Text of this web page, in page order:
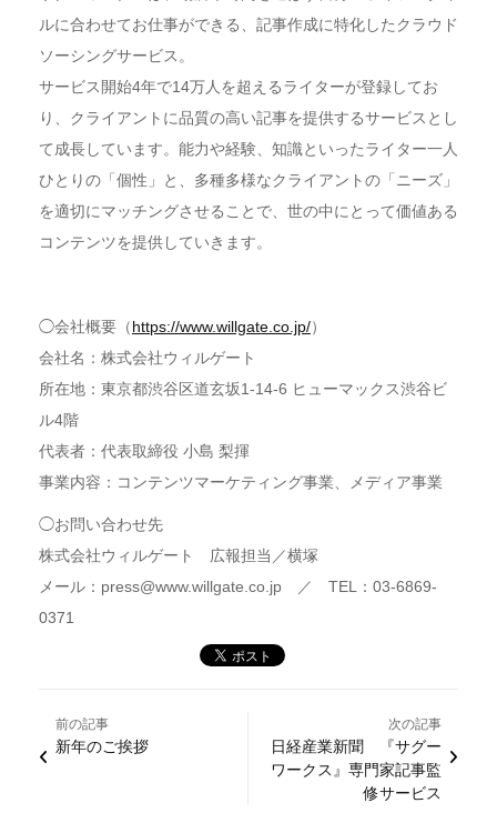
ルに合わせてお仕事ができる、記事作成に特化したクラウド
ソーシングサービス。
サービス開始4年で14万人を超えるライターが登録してお
り、クライアントに品質の高い記事を提供するサービスとし
て成長しています。能力や経験、知識といったライター一人
ひとりの「個性」と、多種多様なクライアントの「ニーズ」
を適切にマッチングさせることで、世の中にとって価値ある
コンテンツを提供していきます。
◯会社概要（https://www.willgate.co.jp/）
会社名：株式会社ウィルゲート
所在地：東京都渋谷区道玄坂1-14-6 ヒューマックス渋谷ビ
ル4階
代表者：代表取締役 小島 梨揮
事業内容：コンテンツマーケティング事業、メディア事業
◯お問い合わせ先
株式会社ウィルゲート 広報担当／横塚
メール：press@www.willgate.co.jp ／ TEL：03-6869-
0371
前の記事
新年のご挨拶
次の記事
日経産業新聞 『サグー
ワークス』専門家記事監
修サービス